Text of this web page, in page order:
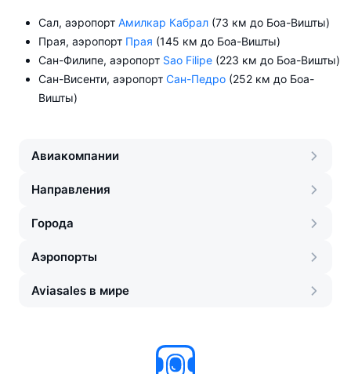
Сал, аэропорт Амилкар Кабрал (73 км до Боа-Вишты)
Прая, аэропорт Прая (145 км до Боа-Вишты)
Сан-Филипе, аэропорт Sao Filipe (223 км до Боа-Вишты)
Сан-Висенти, аэропорт Сан-Педро (252 км до Боа-
Вишты)
Авиакомпании
Направления
Города
Аэропорты
Aviasales в мире